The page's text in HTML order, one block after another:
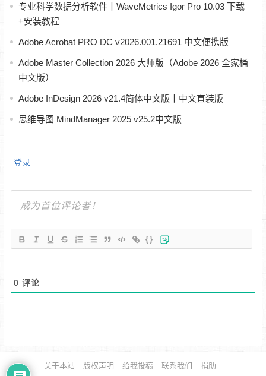
专业科学数据分析软件丨WaveMetrics Igor Pro 10.03 下载
+安装教程
Adobe Acrobat PRO DC v2026.001.21691 中文便携版
Adobe Master Collection 2026 大师版（Adobe 2026 全家桶
中文版）
Adobe InDesign 2026 v21.4简体中文版丨中文直装版
思维导图 MindManager 2025 v25.2中文版
登录
{}
0 评论
关于本站 版权声明 给我投稿 联系我们 捐助